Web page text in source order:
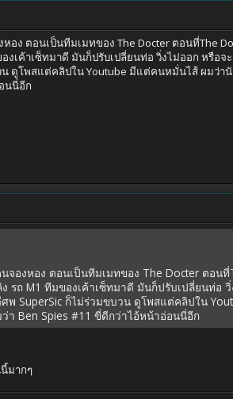
ง ตอนเป็นทีมเมทของ The Docter ตอนที่The
ค้าเซ็ทมาดี มันก็ปรับเปลี่ยนท่อ วิ่งไม่ออก หรือจะ
น ดูโพสแต่คลิปใน Youtube มีแต่คนหมั่นไส้ ผมว่
นนี่อีก
องหอง ตอนเป็นทีมเมทของ The Docter ตอน
ถ M1 ทีมของเค้าเซ็ทมาดี มันก็ปรับเปลี่ยนท่อ
พ SuperSic ก็ไม่ร่วมขบวน ดูโพสแต่คลิปใน
า Ben Spies #11 ขี่ดีกว่าไอ้หน้าอ่อนนี่อีก
มากๆ